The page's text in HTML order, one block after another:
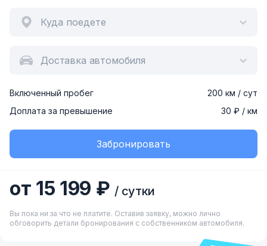
Куда поедете
Доставка автомобиля
Включенный пробег
200 км / сут
Доплата за превышение
30 ₽ / км
Забронировать
от 15 199 ₽ / сутки
Вы пока ни за что не платите. Оставив заявку, можно лично
обговорить детали бронирования с собственником автомобиля.